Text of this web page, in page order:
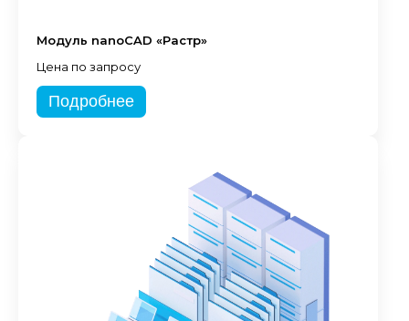
Модуль nanoCAD «Растр»
Цена по запросу
Подробнее